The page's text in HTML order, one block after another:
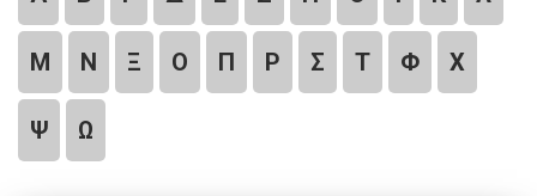
Μ Ν Ξ Ο Π Ρ Σ Τ Φ Χ
Ψ Ω